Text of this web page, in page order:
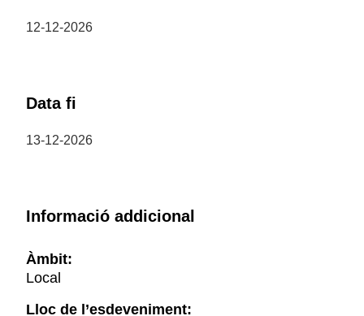
12-12-2026
Data fi
13-12-2026
Informació addicional
Àmbit:
Local
Lloc de l’esdeveniment: